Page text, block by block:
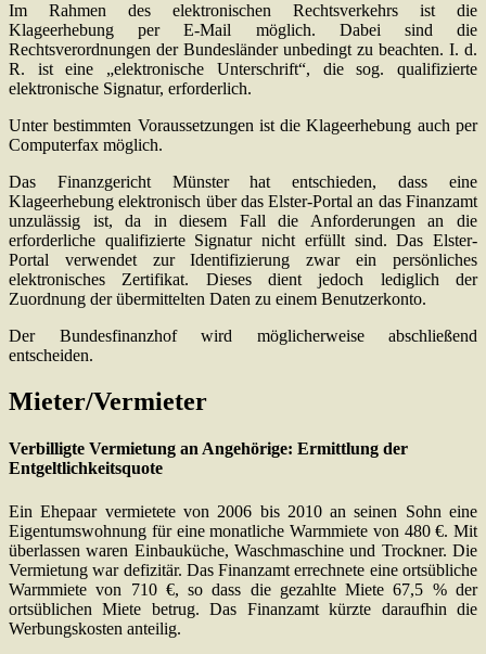
Im Rahmen des elektronischen Rechtsverkehrs ist die
Klageerhebung per E-Mail möglich. Dabei sind die
Rechtsverordnungen der Bundesländer unbedingt zu beachten. I. d.
R. ist eine „elektronische Unterschrift“, die sog. qualifizierte
elektronische Signatur, erforderlich.
Unter bestimmten Voraussetzungen ist die Klageerhebung auch per
Computerfax möglich.
Das Finanzgericht Münster hat entschieden, dass eine
Klageerhebung elektronisch über das Elster-Portal an das Finanzamt
unzulässig ist, da in diesem Fall die Anforderungen an die
erforderliche qualifizierte Signatur nicht erfüllt sind. Das Elster-
Portal verwendet zur Identifizierung zwar ein persönliches
elektronisches Zertifikat. Dieses dient jedoch lediglich der
Zuordnung der übermittelten Daten zu einem Benutzerkonto.
Der Bundesfinanzhof wird möglicherweise abschließend
entscheiden.
Mieter/Vermieter
Verbilligte Vermietung an Angehörige: Ermittlung der
Entgeltlichkeitsquote
Ein Ehepaar vermietete von 2006 bis 2010 an seinen Sohn eine
Eigentumswohnung für eine monatliche Warmmiete von 480 €. Mit
überlassen waren Einbauküche, Waschmaschine und Trockner. Die
Vermietung war defizitär. Das Finanzamt errechnete eine ortsübliche
Warmmiete von 710 €, so dass die gezahlte Miete 67,5 % der
ortsüblichen Miete betrug. Das Finanzamt kürzte daraufhin die
Werbungskosten anteilig.